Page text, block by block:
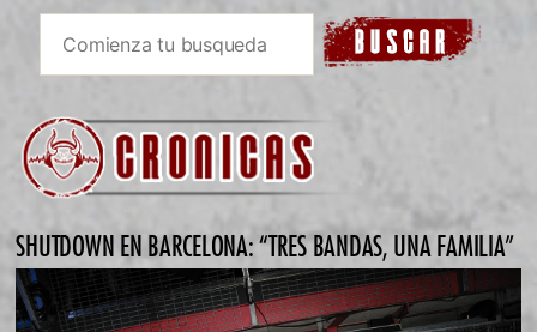
SHUTDOWN EN BARCELONA: “TRES BANDAS, UNA FAMILIA”